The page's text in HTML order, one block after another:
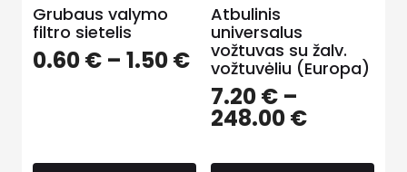
Grubaus valymo
filtro sietelis
0.60€ – 1.50€
Atbulinis
universalus
vožtuvas su žalv.
vožtuvėliu (Europa)
7.20€–
248.00€